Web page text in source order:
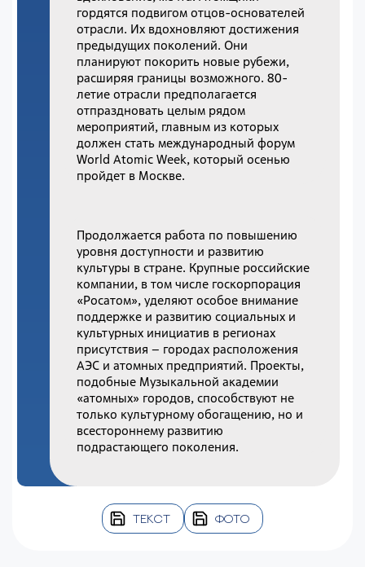
гордятся подвигом отцов-основателей
отрасли. Их вдохновляют достижения
предыдущих поколений. Они
планируют покорить новые рубежи,
расширяя границы возможного. 80-
летие отрасли предполагается
отпраздновать целым рядом
мероприятий, главным из которых
должен стать международный форум
World Atomic Week, который осенью
пройдет в Москве.
Продолжается работа по повышению
уровня доступности и развитию
культуры в стране. Крупные российские
компании, в том числе госкорпорация
«Росатом», уделяют особое внимание
поддержке и развитию социальных и
культурных инициатив в регионах
присутствия – городах расположения
АЭС и атомных предприятий. Проекты,
подобные Музыкальной академии
«атомных» городов, способствуют не
только культурному обогащению, но и
всестороннему развитию
подрастающего поколения.
ТЕКСТ ФОТО